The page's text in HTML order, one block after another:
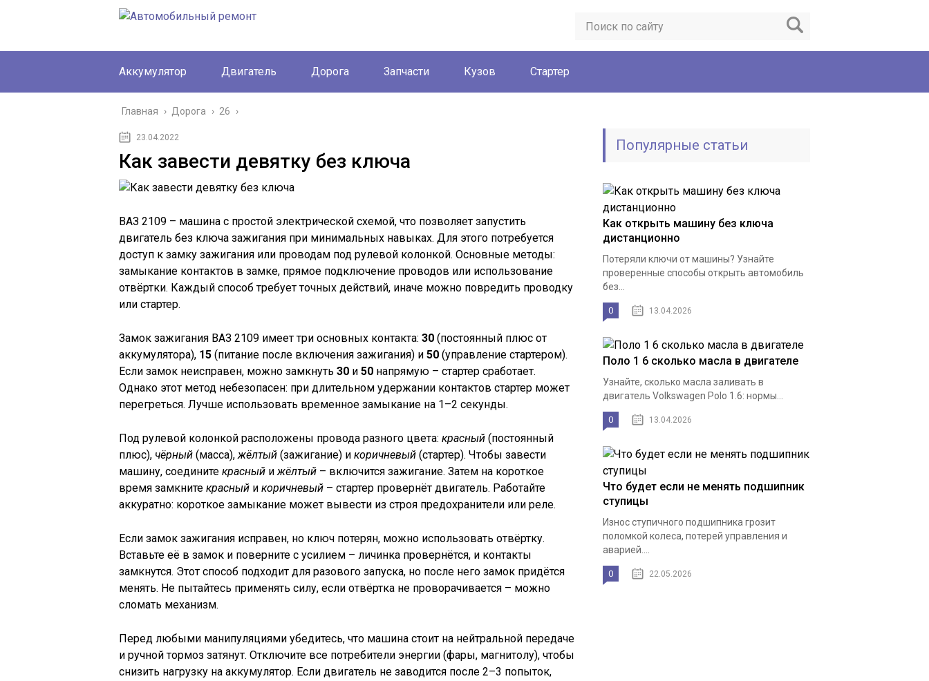
Аккумулятор Двигатель Дорога Запчасти Кузов Стартер
Главная › Дорога › 26 ›
23.04.2022
Как завести девятку без ключа
ВАЗ 2109 – машина с простой электрической схемой, что позволяет запустить
двигатель без ключа зажигания при минимальных навыках. Для этого потребуется
доступ к замку зажигания или проводам под рулевой колонкой. Основные методы:
замыкание контактов в замке, прямое подключение проводов или использование
отвёртки. Каждый способ требует точных действий, иначе можно повредить проводку
или стартер.
Замок зажигания ВАЗ 2109 имеет три основных контакта: 30 (постоянный плюс от
аккумулятора), 15 (питание после включения зажигания) и 50 (управление стартером).
Если замок неисправен, можно замкнуть 30 и 50 напрямую – стартер сработает.
Однако этот метод небезопасен: при длительном удержании контактов стартер может
перегреться. Лучше использовать временное замыкание на 1–2 секунды.
Под рулевой колонкой расположены провода разного цвета: красный (постоянный
плюс), чёрный (масса),жёлтый (зажигание) и коричневый (стартер). Чтобы завести
машину, соедините красный ижёлтый – включится зажигание. Затем на короткое
время замкните красный и коричневый – стартер провернёт двигатель. Работайте
аккуратно: короткое замыкание может вывести из строя предохранители или реле.
Если замок зажигания исправен, но ключ потерян, можно использовать отвёртку.
Вставьте её в замок и поверните с усилием – личинка провернётся, и контакты
замкнутся. Этот способ подходит для разового запуска, но после него замок придётся
менять. Не пытайтесь применять силу, если отвёртка не проворачивается – можно
сломать механизм.
Перед любыми манипуляциями убедитесь, что машина стоит на нейтральной передаче
и ручной тормоз затянут. Отключите все потребители энергии (фары, магнитолу), чтобы
снизить нагрузку на аккумулятор. Если двигатель не заводится после 2–3 попыток,
Популярные статьи
Как открыть машину без ключа
дистанционно
Потеряли ключи от машины? Узнайте
проверенные способы открыть автомобиль
без...
0 13.04.2026
Поло 1 6 сколько масла в двигателе
Узнайте, сколько масла заливать в
двигатель Volkswagen Polo 1.6: нормы...
0 13.04.2026
Что будет если не менять подшипник
ступицы
Износ ступичного подшипника грозит
поломкой колеса, потерей управления и
аварией....
0 22.05.2026